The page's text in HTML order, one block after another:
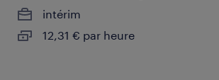
intérim
12,31 € par heure